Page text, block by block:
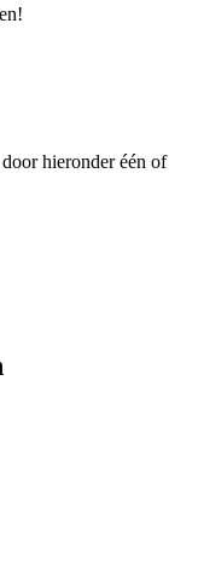
hieronder één of